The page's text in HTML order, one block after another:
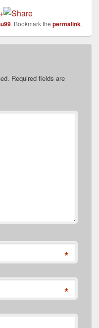
. Bookmark the permalink.
Required fields are
*
*